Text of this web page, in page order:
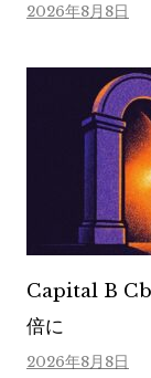
2026年8月8日
Capital B
倍に
2026年8月8日